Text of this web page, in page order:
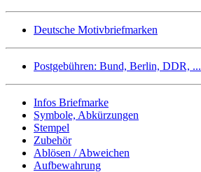
Deutsche Motivbriefmarken
Postgebühren: Bund, Berlin, DDR, ...
Infos Briefmarke
Symbole, Abkürzungen
Stempel
Zubehör
Ablösen / Abweichen
Aufbewahrung